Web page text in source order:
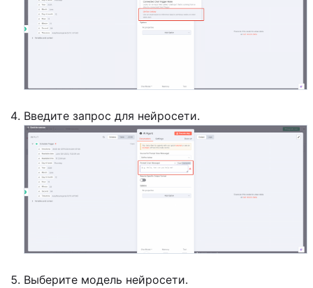
Введите запрос для нейросети.
Выберите модель нейросети.